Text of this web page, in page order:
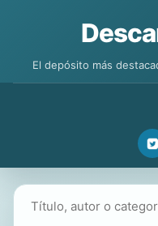
El depósito más